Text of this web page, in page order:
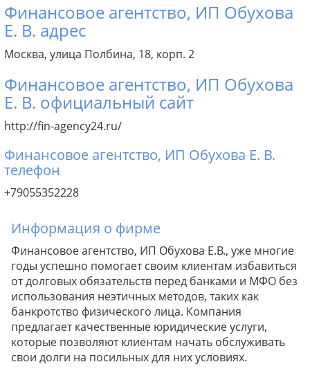
Финансовое агентство, ИП Обухова
Е. В. адрес
Москва, улица Полбина, 18, корп. 2
Финансовое агентство, ИП Обухова
Е. В. официальный сайт
http://fin-agency24.ru/
Финансовое агентство, ИП Обухова Е. В.
телефон
+79055352228
Информация о фирме
Финансовое агентство, ИП Обухова Е.В., уже многие
годы успешно помогает своим клиентам избавиться
от долговых обязательств перед банками и МФО без
использования неэтичных методов, таких как
банкротство физического лица. Компания
предлагает качественные юридические услуги,
которые позволяют клиентам начать обслуживать
свои долги на посильных для них условиях.